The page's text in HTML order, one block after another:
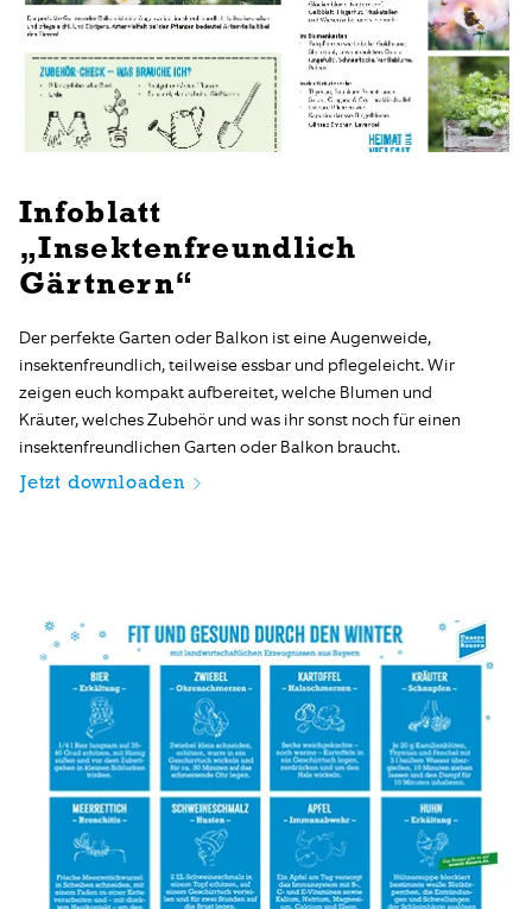
Infoblatt
„Insektenfreundlich
Gärtnern“
Der perfekte Garten oder Balkon ist eine Augenweide,
insektenfreundlich, teilweise essbar und pflegeleicht. Wir
zeigen euch kompakt aufbereitet, welche Blumen und
Kräuter, welches Zubehör und was ihr sonst noch für einen
insektenfreundlichen Garten oder Balkon braucht.
Jetzt downloaden